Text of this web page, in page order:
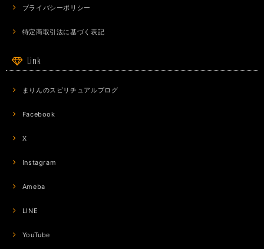
プライバシーポリシー
特定商取引法に基づく表記
Link
まりんのスピリチュアルブログ
Facebook
X
Instagram
Ameba
LINE
YouTube